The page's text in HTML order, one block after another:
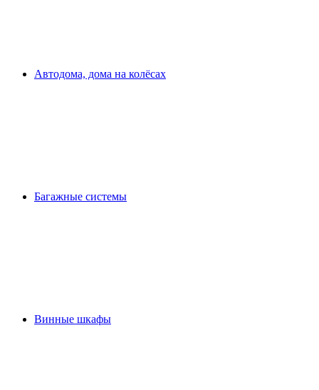
Автодома, дома на колёсах
Багажные системы
Винные шкафы